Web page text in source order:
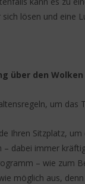
sich lösen und eine
über den Wolken
um
Ihren Sitzplatz,
dabei immer
– wie zum
möglich aus,